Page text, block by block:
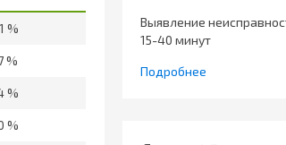
%
%
%
%
Выявление
15-40 минут
Подробнее